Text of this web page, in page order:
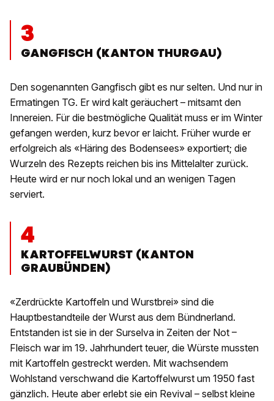
3
GANGFISCH (KANTON THURGAU)
Den sogenannten Gangfisch gibt es nur selten. Und nur in
Ermatingen TG. Er wird kalt geräuchert – mitsamt den
Innereien. Für die bestmögliche Qualität muss er im Winter
gefangen werden, kurz bevor er laicht. Früher wurde er
erfolgreich als «Häring des Bodensees» exportiert; die
Wurzeln des Rezepts reichen bis ins Mittelalter zurück.
Heute wird er nur noch lokal und an wenigen Tagen
serviert.
4
KARTOFFELWURST (KANTON
GRAUBÜNDEN)
«Zerdrückte Kartoffeln und Wurstbrei» sind die
Hauptbestandteile der Wurst aus dem Bündnerland.
Entstanden ist sie in der Surselva in Zeiten der Not –
Fleisch war im 19. Jahrhundert teuer, die Würste mussten
mit Kartoffeln gestreckt werden. Mit wachsendem
Wohlstand verschwand die Kartoffelwurst um 1950 fast
gänzlich. Heute aber erlebt sie ein Revival – selbst kleine